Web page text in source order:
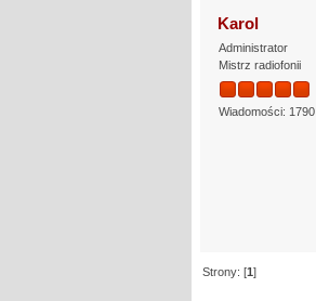
Karol
Administrator
Mistrz radiofonii
Wiadomości: 1790
Strony: [1]